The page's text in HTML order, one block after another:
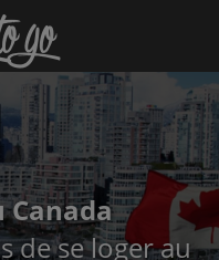
Canada
de se loger au